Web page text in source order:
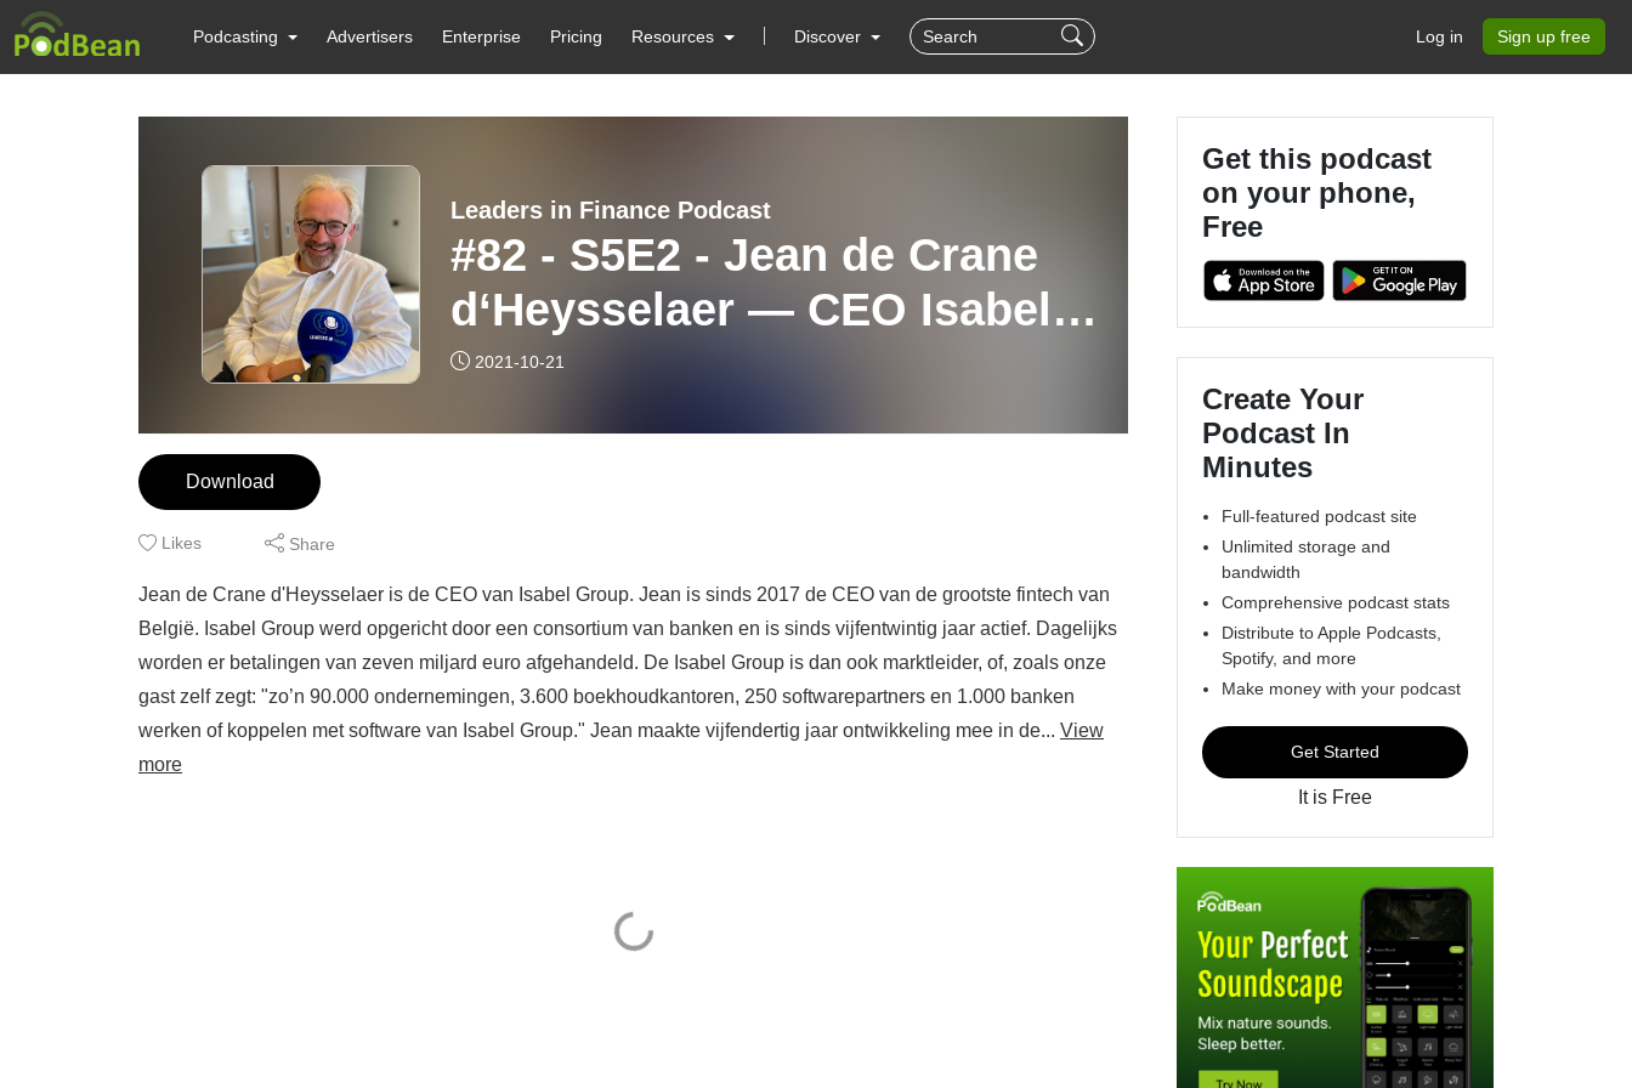
Podcasting Advertisers Enterprise Pricing Resources Discover Log in Sign up free
Leaders in Finance Podcast
#82 - S5E2 - Jean de Crane
d‘Heysselaer — CEO Isabel
Group, de grootste Belgische
ervaring in de financiële
sector
2021-10-21
Download
Likes Share
Jean de Crane d'Heysselaer is de CEO van Isabel Group. Jean is sinds 2017 de CEO van de grootste fintech van
België. Isabel Group werd opgericht door een consortium van banken en is sinds vijfentwintig jaar actief. Dagelijks
worden er betalingen van zeven miljard euro afgehandeld. De Isabel Group is dan ook marktleider, of, zoals onze
gast zelf zegt: "zo’n 90.000 ondernemingen, 3.600 boekhoudkantoren, 250 softwarepartners en 1.000 banken
werken of koppelen met software van Isabel Group." Jean maakte vijfendertig jaar ontwikkeling mee in de... View
more
Get this podcast
on your phone,
Free
Create Your
Podcast In
Minutes
Full-featured podcast site
Unlimited storage and
bandwidth
Comprehensive podcast stats
Distribute to Apple Podcasts,
Spotify, and more
Make money with your podcast
Get Started
It is Free